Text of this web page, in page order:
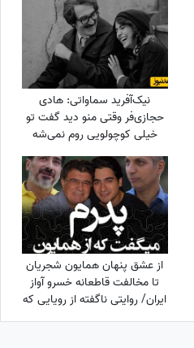
نیک‌آفرید سماواتی: هادی
حجازی‌فر وقتی منو دید گفت تو
خیلی کوچولویی روم نمی‌شه
عاشقت بشم !
از عشق پنهان همایون شجریان
تا مخالفت قاطعانه خسرو آواز
ایران/ روایتی ناگفته از رویایی که
در سایه موسیقی ماند!